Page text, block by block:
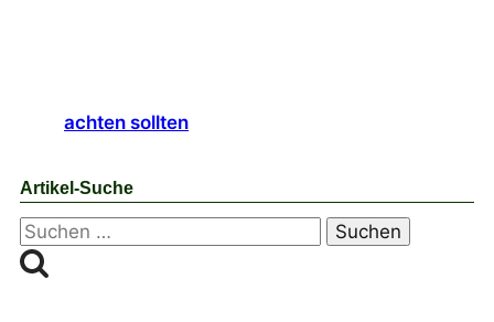
achten sollten
Artikel-Suche
Suchen
nach: